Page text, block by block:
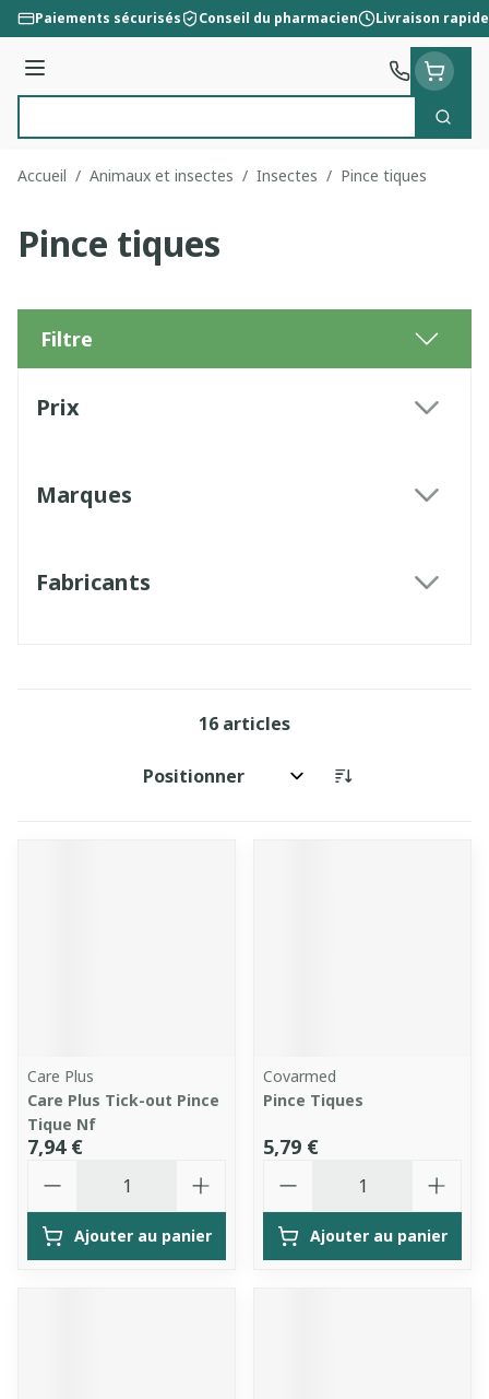
Aller au contenu
Paiements sécurisés Conseil du pharmacien Livraison rapide
Menu
Accueil / Animaux et insectes / Insectes / Pince tiques
Pince tiques
Filtre
Prix
Marques
Fabricants
16 articles
Trier par:
Care Plus
Care Plus Tick-out Pince
Tique Nf
7,94 €
Ajouter au panier
Covarmed
Pince Tiques
5,79 €
Ajouter au panier